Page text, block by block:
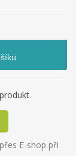
E-shop při